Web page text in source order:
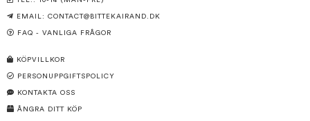
EMAIL: CONTACT@BITTEKAIRAND.DK
FAQ - VANLIGA FRÅGOR
KÖPVILLKOR
PERSONUPPGIFTSPOLICY
KONTAKTA OSS
ÅNGRA DITT KÖP